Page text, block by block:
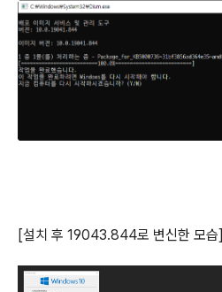
[설치 후 19043.844로 변신한 모습]